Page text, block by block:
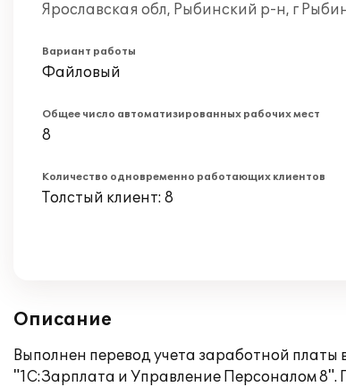
Ярославская обл, Рыбинский р-н, г
Вариант работы
Файловый
Общее число автоматизированных рабочих мест
8
Количество одновременно работающих клиентов
Толстый клиент: 8
Описание
Выполнен перевод учета заработной
"1С:Зарплата и Управление Персоналом 8".